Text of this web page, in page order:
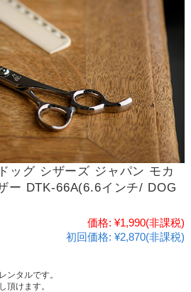
グ シザーズ ジャパン モカ
ー DTK-66A(6.6インチ/ DOG
価格: ¥1,990(非課税)
初回価格: ¥2,870(非課税)
ンタルです。
頂けます。